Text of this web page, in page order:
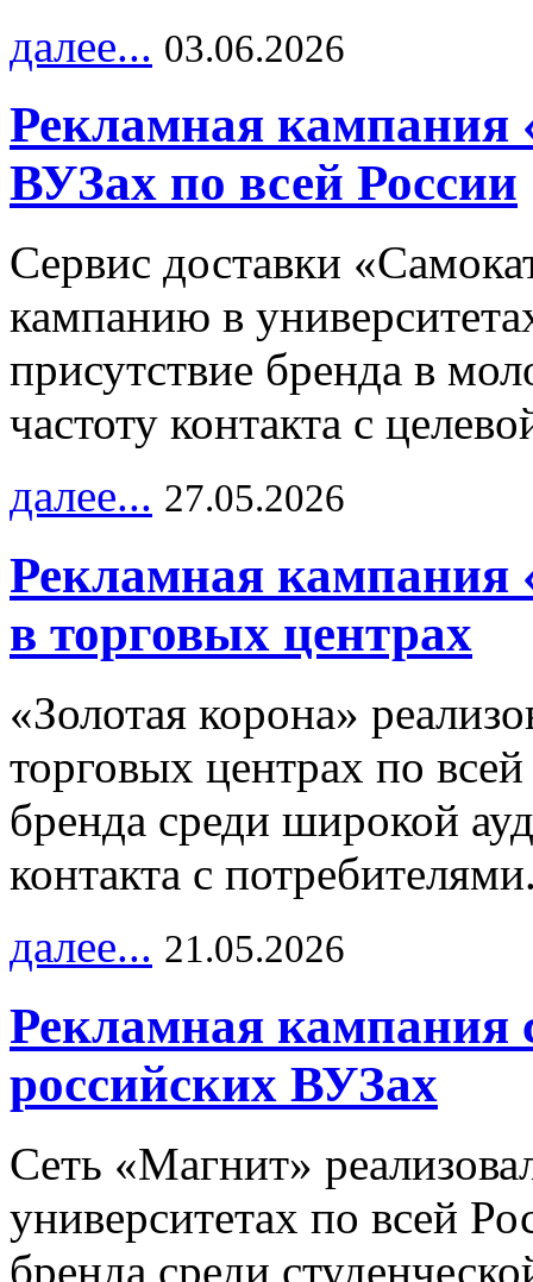
далее... 03.06.2026
Рекламная кампания
ВУЗах по всей России
Сервис доставки
кампанию в
присутствие бренда в
частоту контакта с
далее... 27.05.2026
Рекламная кампания
в торговых центрах
«Золотая корона»
торговых центрах по
бренда среди широкой
контакта с
далее... 21.05.2026
Рекламная кампания
российских ВУЗах
Сеть «Магнит»
университетах по всей
бренда среди